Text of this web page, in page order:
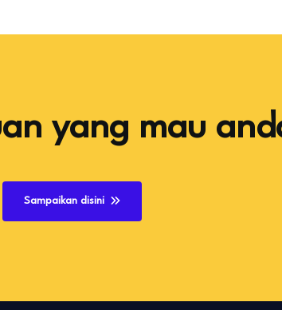
yang mau
Sampaikan disini